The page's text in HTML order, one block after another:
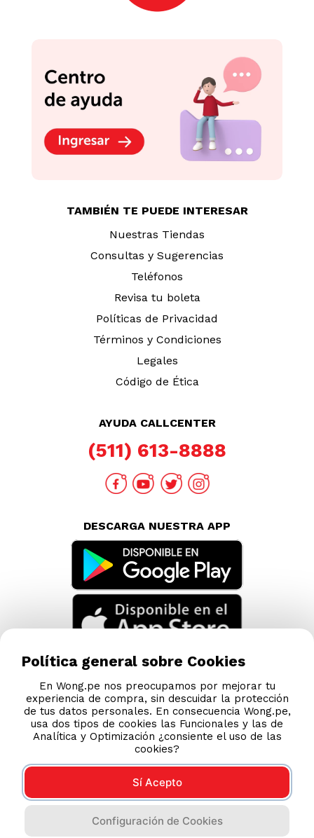
TAMBIÉN TE PUEDE INTERESAR
Nuestras Tiendas
Consultas y Sugerencias
Teléfonos
Revisa tu boleta
Políticas de Privacidad
Términos y Condiciones
Legales
Código de Ética
AYUDA CALLCENTER
(511) 613-8888
DESCARGA NUESTRA APP
Esta tienda usa Niubiz para realizar transacciones
Política general sobre Cookies
En Wong.pe nos preocupamos por mejorar tu
experiencia de compra, sin descuidar la protección
de tus datos personales. En consecuencia Wong.pe,
usa dos tipos de cookies las Funcionales y las de
Analítica y Optimización ¿consiente el uso de las
cookies?
Sí Acepto
Configuración de Cookies